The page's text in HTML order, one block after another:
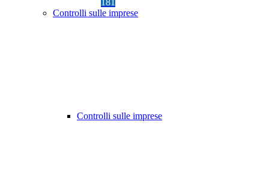
181
Controlli sulle imprese
Controlli sulle imprese